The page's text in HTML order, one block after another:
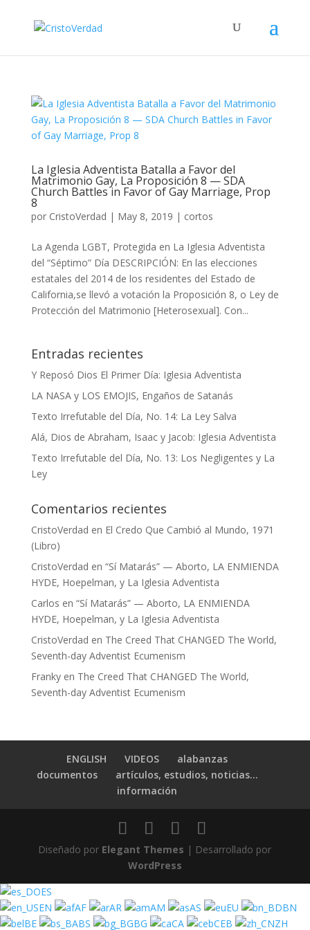
La Iglesia Adventista Batalla a Favor del
Matrimonio Gay, La Proposición 8 — SDA
Church Battles in Favor of Gay Marriage, Prop
8
por CristoVerdad | May 8, 2019 | cortos
La Agenda LGBT, Protegida en La Iglesia Adventista
del “Séptimo” Día DESCRIPCIÓN: En las elecciones
estatales del 2014 de los residentes del Estado de
California,se llevó a votación la Proposición 8, o Ley de
Protección del Matrimonio [Heterosexual]. Con...
Entradas recientes
Y Reposó Dios El Primer Día: Iglesia Adventista
LA NASA y LOS EMOJIS, Engaños de Satanás
Texto Irrefutable del Día, No. 14: La Ley Salva
Alá, Dios de Abraham, Isaac y Jacob: Iglesia Adventista
Texto Irrefutable del Día, No. 13: Los Negligentes y La
Ley
Comentarios recientes
CristoVerdad en El Credo Que Cambió al Mundo, 1971
(Libro)
CristoVerdad en “Sí Matarás” — Aborto, LA ENMIENDA
HYDE, Hoepelman, y La Iglesia Adventista
Carlos en “Sí Matarás” — Aborto, LA ENMIENDA
HYDE, Hoepelman, y La Iglesia Adventista
CristoVerdad en The Creed That CHANGED The World,
Seventh-day Adventist Ecumenism
Frankyen The Creed That CHANGED The World,
Seventh-day Adventist Ecumenism
ENGLISH VIDEOS
alabanzas
documentos
artículos, estudios, noticias…
información
Diseñado por Elegant Themes | Desarrollado por
WordPress
ES
EN
AF AR AM AS EU
BN
BE
BS BG CA CEB ZH